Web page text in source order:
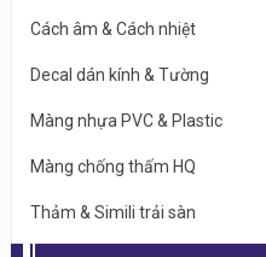
Cách âm & Cách nhiệt
Decal dán kính & Tường
Màng nhựa PVC & Plastic
Màng chống thấm HQ
Thảm & Simili trải sàn